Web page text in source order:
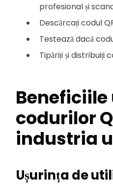
profesional și
Descărcați codul
Testează dacă
Tipăriți și distribuiți
codurilor
industria
Ușurința de